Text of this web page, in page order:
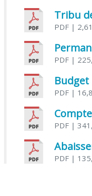
PDF |
PDF |
PDF |
PDF |
PDF |